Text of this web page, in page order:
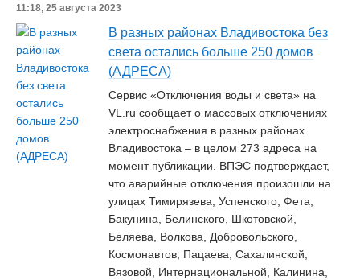
11:18, 25 августа 2023
В разных районах Владивостока без
света остались больше 250 домов
(АДРЕСА)
Сервис «Отключения воды и света» на
VL.ru сообщает о массовых отключениях
электроснабжения в разных районах
Владивостока – в целом 273 адреса на
момент публикации. ВПЭС подтверждает,
что аварийные отключения произошли на
улицах Тимирязева, Успенского, Фета,
Бакунина, Белинского, Шкотовской,
Беляева, Волкова, Добровольского,
Космонавтов, Пацаева, Сахалинской,
Вязовой, Интернациональной, Калинина,